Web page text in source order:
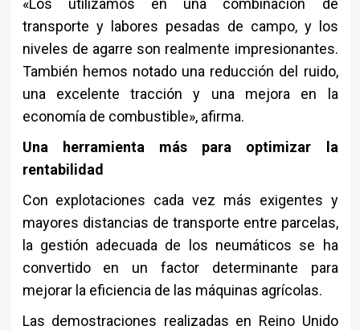
«Los utilizamos en una combinación de
transporte y labores pesadas de campo, y los
niveles de agarre son realmente impresionantes.
También hemos notado una reducción del ruido,
una excelente tracción y una mejora en la
economía de combustible», afirma.
Una herramienta más para optimizar la
rentabilidad
Con explotaciones cada vez más exigentes y
mayores distancias de transporte entre parcelas,
la gestión adecuada de los neumáticos se ha
convertido en un factor determinante para
mejorar la eficiencia de las máquinas agrícolas.
Las demostraciones realizadas en Reino Unido